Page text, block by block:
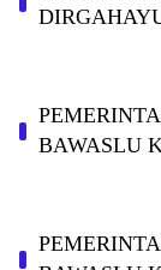
BAWASLU